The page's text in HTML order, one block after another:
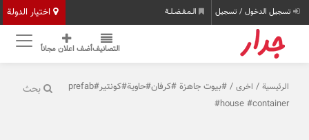
اختيار الدولة تسجيل الدخول / تسجيل الـمـفـضـلـة
التصانيفأضف اعلان مجاناً
بحث الرئيسية / اخری
/ #بيوت جاهزة #كرفان#حاوية#كونتير#prefab
#house #container